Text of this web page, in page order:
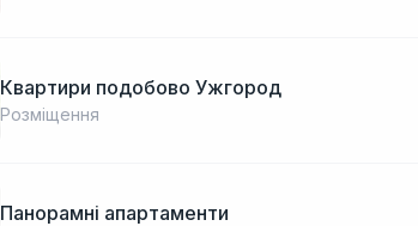
Квартири подобово Ужгород
Розміщення
Панорамні апартаменти